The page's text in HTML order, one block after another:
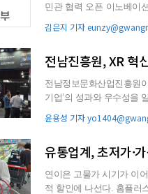
민관 협력 오픈 이노베이
김은지 기자
전남진흥원, XR 혁
전남정보문화산업진흥원
기업’의 성과와 우수성을 알렸다. 전남정보문화산업진흥원은 오는 12일까지
윤용성 기자
유통업계, 초저가·
연이은 고물가 시기가 이
적 할인에 나선다. 홈플러스는 11일부터 17일까지 가성비 PB 브랜드 ‘심플러스’ 행사를 진행한다고